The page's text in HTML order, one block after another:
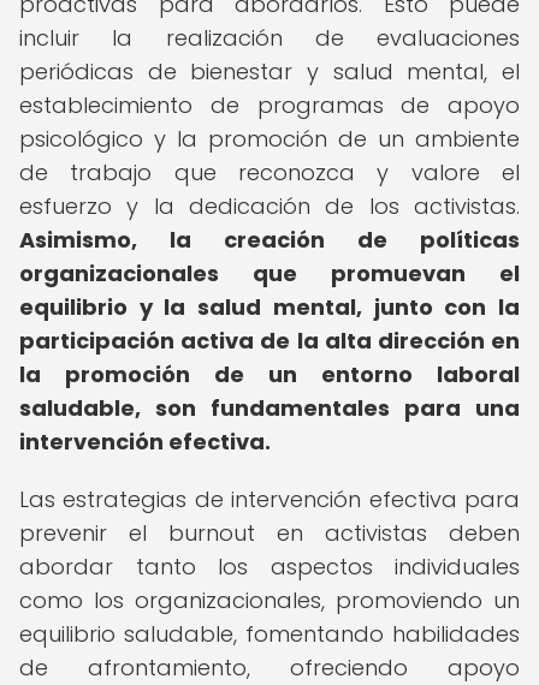
incluir la realización de evaluaciones
periódicas de bienestar y salud mental, el
establecimiento de programas de apoyo
psicológico y la promoción de un ambiente
de trabajo que reconozca y valore el
esfuerzo y la dedicación de los activistas.
Asimismo, la creación de políticas
organizacionales que promuevan el
equilibrio y la salud mental, junto con la
participación activa de la alta dirección en
la promoción de un entorno laboral
saludable, son fundamentales para una
intervención efectiva.
Las estrategias de intervención efectiva para
prevenir el burnout en activistas deben
abordar tanto los aspectos individuales
como los organizacionales, promoviendo un
equilibrio saludable, fomentando habilidades
de afrontamiento, ofreciendo apoyo